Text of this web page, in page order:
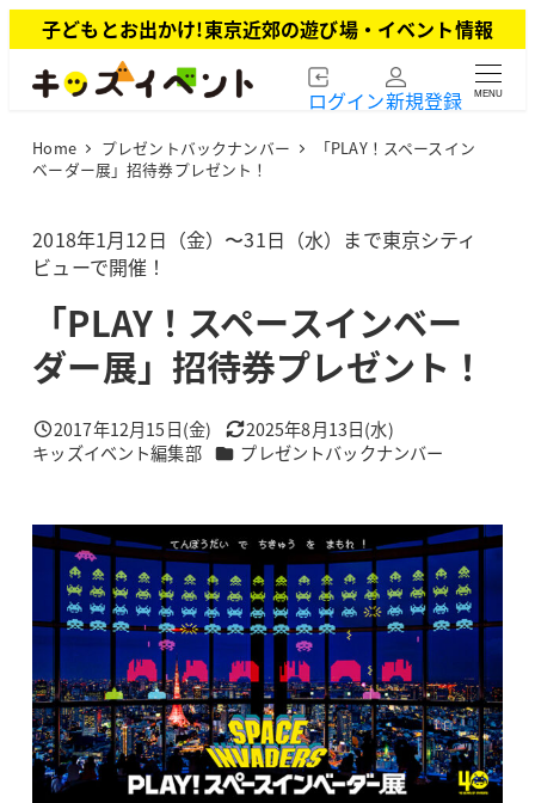
イ
子どもとお出かけ!東京近郊の遊び場・イベント情報
ログイン新規登録 MENU
Home プレゼントバックナンバー
「PLAY！スペースイン
ベーダー展」招待券プレゼント！
2018年1月12日（金）〜31日（水）まで東京シティ
ビューで開催！
「PLAY！スペースインベー
ダー展」招待券プレゼント！
投稿日
2017年12月15日(金) 更新日
2025年8月13日(水)
著
キッズイベント編集部 カテゴリー
プレゼントバックナンバー